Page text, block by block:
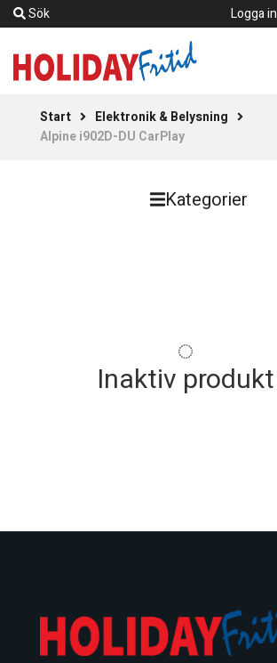
Sök Logga in
Start
Elektronik & Belysning
Alpine i902D-DU CarPlay
Kategorier
Inaktiv produkt